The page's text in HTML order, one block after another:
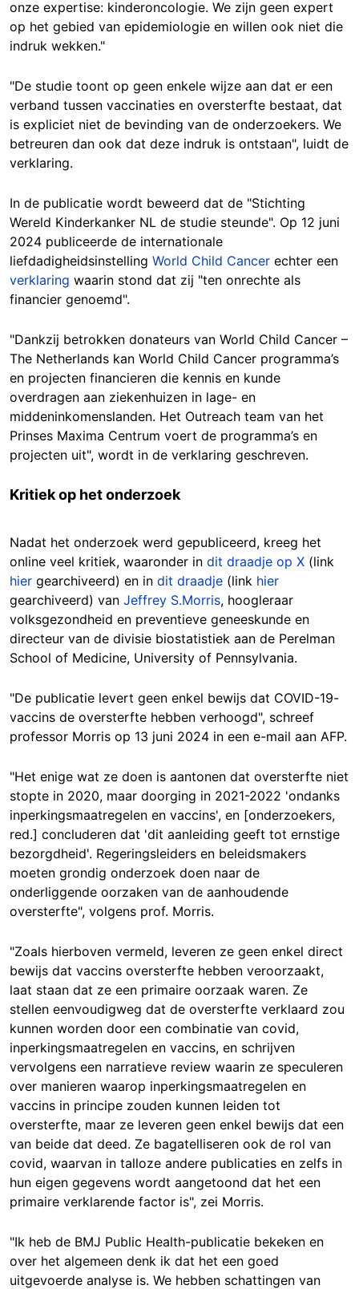
onze expertise: kinderoncologie. We zijn geen expert
op het gebied van epidemiologie en willen ook niet die
indruk wekken."
"De studie toont op geen enkele wijze aan dat er een
verband tussen vaccinaties en oversterfte bestaat, dat
is expliciet niet de bevinding van de onderzoekers. We
betreuren dan ook dat deze indruk is ontstaan", luidt de
verklaring.
In de publicatie wordt beweerd dat de "Stichting
Wereld Kinderkanker NL de studie steunde". Op 12 juni
2024 publiceerde de internationale
liefdadigheidsinstelling World Child Cancer echter een
verklaring waarin stond dat zij "ten onrechte als
financier genoemd".
"Dankzij betrokken donateurs van World Child Cancer –
The Netherlands kan World Child Cancer programma’s
en projecten financieren die kennis en kunde
overdragen aan ziekenhuizen in lage- en
middeninkomenslanden. Het Outreach team van het
Prinses Maxima Centrum voert de programma’s en
projecten uit", wordt in de verklaring geschreven.
Kritiek op het onderzoek
Nadat het onderzoek werd gepubliceerd, kreeg het
online veel kritiek, waaronder in dit draadje op X (link
hier gearchiveerd) en in dit draadje (link hier
gearchiveerd) van Jeffrey S.Morris, hoogleraar
volksgezondheid en preventieve geneeskunde en
directeur van de divisie biostatistiek aan de Perelman
School of Medicine, University of Pennsylvania.
"De publicatie levert geen enkel bewijs dat COVID-19-
vaccins de oversterfte hebben verhoogd", schreef
professor Morris op 13 juni 2024 in een e-mail aan AFP.
"Het enige wat ze doen is aantonen dat oversterfte niet
stopte in 2020, maar doorging in 2021-2022 'ondanks
inperkingsmaatregelen en vaccins', en [onderzoekers,
red.] concluderen dat 'dit aanleiding geeft tot ernstige
bezorgdheid'. Regeringsleiders en beleidsmakers
moeten grondig onderzoek doen naar de
onderliggende oorzaken van de aanhoudende
oversterfte", volgens prof. Morris.
"Zoals hierboven vermeld, leveren ze geen enkel direct
bewijs dat vaccins oversterfte hebben veroorzaakt,
laat staan dat ze een primaire oorzaak waren. Ze
stellen eenvoudigweg dat de oversterfte verklaard zou
kunnen worden door een combinatie van covid,
inperkingsmaatregelen en vaccins, en schrijven
vervolgens een narratieve review waarin ze speculeren
over manieren waarop inperkingsmaatregelen en
vaccins in principe zouden kunnen leiden tot
oversterfte, maar ze leveren geen enkel bewijs dat een
van beide dat deed. Ze bagatelliseren ook de rol van
covid, waarvan in talloze andere publicaties en zelfs in
hun eigen gegevens wordt aangetoond dat het een
primaire verklarende factor is", zei Morris.
"Ik heb de BMJ Public Health-publicatie bekeken en
over het algemeen denk ik dat het een goed
uitgevoerde analyse is. We hebben schattingen van